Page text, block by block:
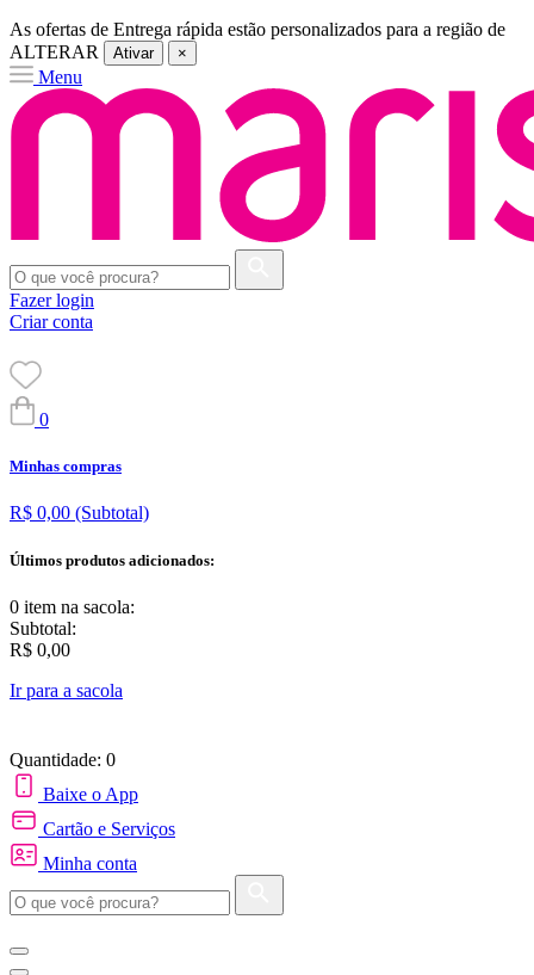
As ofertas de Entrega rápida estão personalizados para a região de
ALTERAR
Ativar ×
Menu
Fazer login
Criar conta
0
Minhas compras
R$ 0,00 (Subtotal)
Últimos produtos adicionados:
0 item na sacola:
Subtotal:
R$ 0,00
Ir para a sacola
Quantidade: 0
Baixe o App
Cartão e Serviços
Minha conta